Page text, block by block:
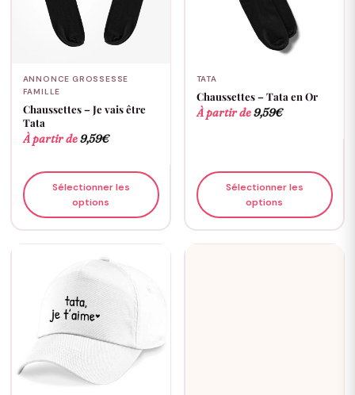
ANNONCE GROSSESSE
FAMILLE
Chaussettes – Je vais être
Tata
À partir de9,59€
Sélectionner les
options
TATA
Chaussettes – Tata en Or
À partir de9,59€
Sélectionner les
options